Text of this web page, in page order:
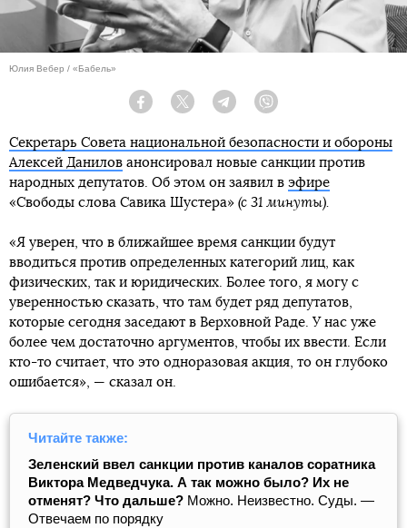
Юлия Вебер / «Бабель»
Facebook Twitter Telegram
Секретарь Совета национальной безопасности и обороны
Алексей Данилов анонсировал новые санкции против
народных депутатов. Об этом он заявил в эфире
«Свободы слова Савика Шустера» (с 31 минуты).
«Я уверен, что в ближайшее время санкции будут
вводиться против определенных категорий лиц, как
физических, так и юридических. Более того, я могу с
уверенностью сказать, что там будет ряд депутатов,
которые сегодня заседают в Верховной Раде. У нас уже
более чем достаточно аргументов, чтобы их ввести. Если
кто-то считает, что это одноразовая акция, то он глубоко
ошибается», — сказал он.
Читайте также:
Зеленский ввел санкции против каналов соратника
Виктора Медведчука. А так можно было? Их не
отменят? Что дальше? Можно. Неизвестно. Суды. —
Отвечаем по порядку